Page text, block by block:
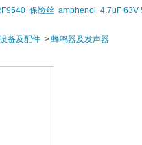
保险丝 amphenol 4.7μF 63V
备及配件 > 蜂鸣器及发声器